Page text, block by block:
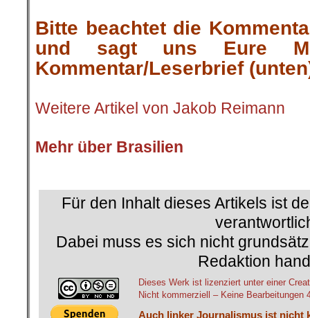
Bitte beachtet die
und sagt uns Eure
Kommentar/Leserbrief
Weitere Artikel von Jakob Reimann
Mehr über Brasilien
Für den Inhalt dieses Artikels ist
Dabei muss es sich nicht
Redaktion
Dieses Werk ist lizenziert unter einer
Nicht kommerziell – Keine Bearbeitungen
Auch linker Journalismus ist nicht